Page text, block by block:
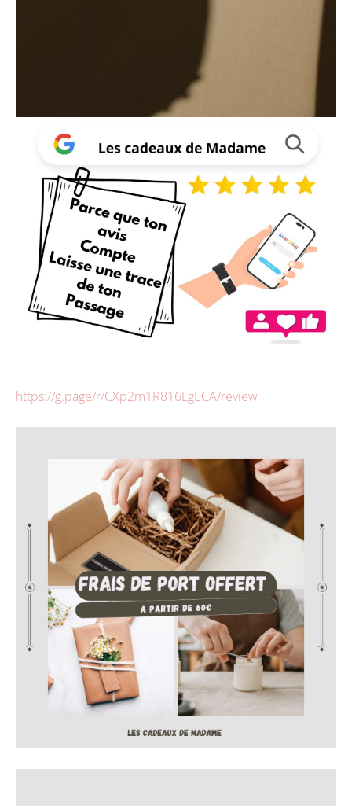
https://g.page/r/CXp2m1R816LgECA/review